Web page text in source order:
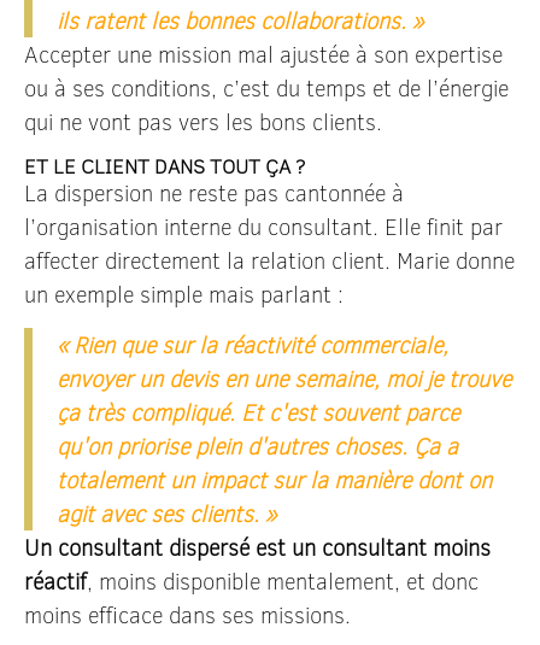
ils ratent les bonnes collaborations. »
Accepter une mission mal ajustée à son expertise
ou à ses conditions, c’est du temps et de l’énergie
qui ne vont pas vers les bons clients.
ET LE CLIENT DANS TOUT ÇA ?
La dispersion ne reste pas cantonnée à
l’organisation interne du consultant. Elle finit par
affecter directement la relation client. Marie donne
un exemple simple mais parlant :
« Rien que sur la réactivité commerciale,
envoyer un devis en une semaine, moi je trouve
ça très compliqué. Et c'est souvent parce
qu'on priorise plein d'autres choses. Ça a
totalement un impact sur la manière dont on
agit avec ses clients. »
Un consultant dispersé est un consultant moins
réactif, moins disponible mentalement, et donc
moins efficace dans ses missions.